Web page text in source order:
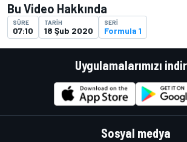
Bu Video Hakkında
SÜRE
07:10
TARIH
18 Şub 2020
SERI
Formula 1
Uygulamalarımızı
Sosyal medya